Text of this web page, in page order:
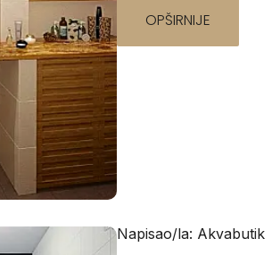
OPŠIRNIJE
Napisao/la: Akvabutik